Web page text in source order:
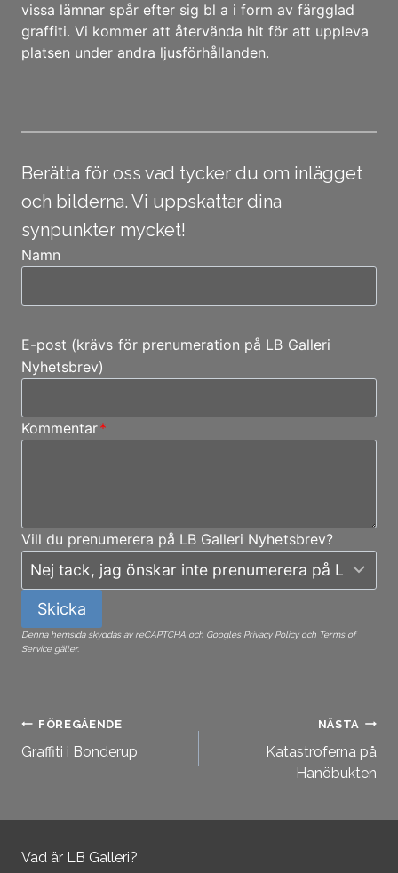
vissa lämnar spår efter sig bl a i form av färgglad
graffiti. Vi kommer att återvända hit för att uppleva
platsen under andra ljusförhållanden.
Berätta för oss vad tycker du om inlägget
och bilderna. Vi uppskattar dina
synpunkter mycket!
Namn
E-post (krävs för prenumeration på LB Galleri
Nyhetsbrev)
Kommentar*
Vill du prenumerera på LB Galleri Nyhetsbrev?
Skicka
Denna hemsida skyddas av reCAPTCHA och Googles Privacy Policy och Terms of
Service gäller.
Inläggsnavigering
FÖREGÅENDE
Graffiti i Bonderup
NÄSTA
Katastroferna på
Hanöbukten
Vad är LB Galleri?